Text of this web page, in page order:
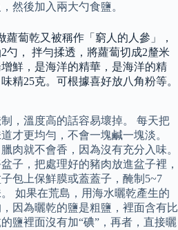
然後加入兩大勺食鹽。
蘿蔔乾又被稱作「窮人的人參」，
勺， 拌勻揉透，將蘿蔔切成2釐米
鮮，是海洋的精華，是海洋的精
精25克。可根據喜好放八角粉等。
，溫度高的話容易壞掉。 每天把
才更均勻，不會一塊鹹一塊淡。
肉就不會香，因為沒有充分入味。
子，把處理好的豬肉放進盆子裡，
包上保鮮膜或蓋蓋子，醃制5~7
如果在荒島，用海水曬乾產生的
因為曬乾的鹽是粗鹽，裡面含有比
鹽裡面沒有加“碘”，再者，直接曬